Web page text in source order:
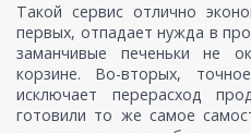
Такой сервис отлично
первых, отпадает нужда в
заманчивые печеньки не
корзине. Во-вторых,
исключает перерасход
готовили то же самое